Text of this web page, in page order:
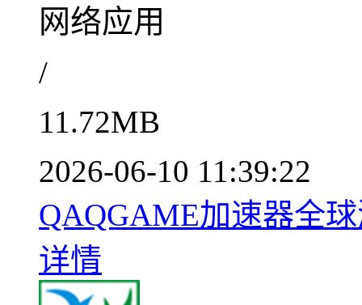
网络应用
/
11.72MB
2026-06-10 11:39:22
QAQGAME加速器全
详情